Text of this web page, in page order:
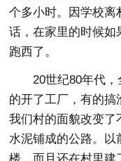
个多小时。因学校离
话，在家里的时候如
跑西了。
20世纪80年代
的开了工厂，有的搞
我们村的面貌改变了
水泥铺成的公路。